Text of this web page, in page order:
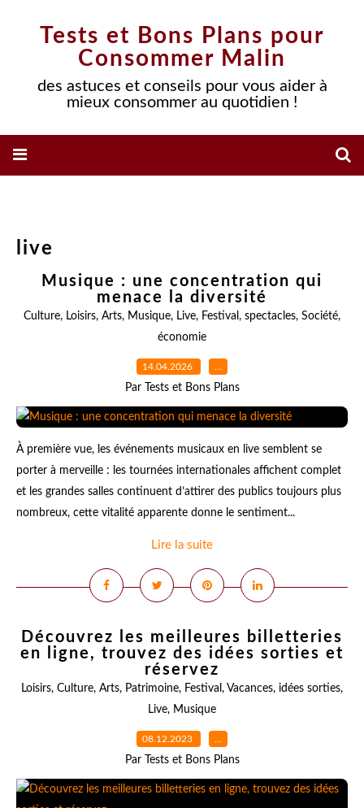
Tests et Bons Plans pour
Consommer Malin
des astuces et conseils pour vous aider à
mieux consommer au quotidien !
live
Musique : une concentration qui
menace la diversité
Culture, Loisirs, Arts, Musique, Live, Festival , spectacles, Société,
économie
14.04.2026 …
Par Tests et Bons Plans
À première vue, les événements musicaux en live semblent se
porter à merveille : les tournées internationales affichent complet
et les grandes salles continuent d’attirer des publics toujours plus
nombreux, cette vitalité apparente donne le sentiment...
Lire la suite
Découvrez les meilleures billetteries
en ligne, trouvez des idées sorties et
réservez
Loisirs, Culture, Arts, Patrimoine, Festival , Vacances, idées sorties,
Live, Musique
08.12.2023 …
Par Tests et Bons Plans